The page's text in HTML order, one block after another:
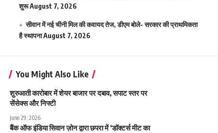
शुरूAugust 7, 2026
सीवान में नई चीनी मिल की कवायद तेज, डीएम बोले- सरकार की प्राथमिकता
है स्थापनाAugust 7, 2026
You Might Also Like
शुरुआती कारोबार में शेयर बाजार पर दबाव, सपाट स्तर पर
सेंसेक्स और निफ्टी
June 29, 2026
बैंक ऑफ इंडिया सिवान ज़ोन द्वारा छपरा में ‘डॉक्टर्स मीट का